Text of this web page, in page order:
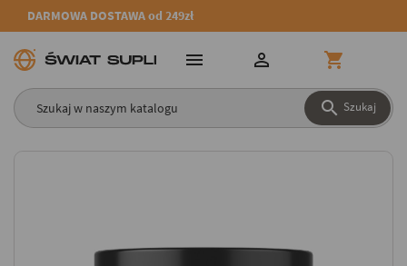
DARMOWA DOSTAWA od 249zł
 Szukaj
  